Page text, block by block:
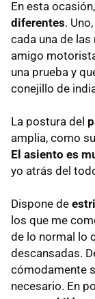
En esta
diferentes.
cada una de
amigo
una prueba y
conejillo de
La postura del
amplia, como
El asiento es
yo atrás del
Dispone de
los que me
de lo normal lo
descansadas.
cómodamente
necesario. En